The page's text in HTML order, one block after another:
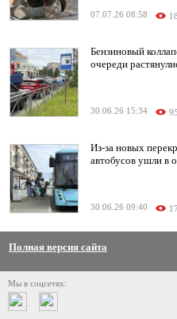
07.07.26 08:58
Бензиновый
очереди
30.06.26 15:34
Из-за новых
автобусов ушли в
30.06.26 09:40
Полная версия сайта
Мы в соцсетях: